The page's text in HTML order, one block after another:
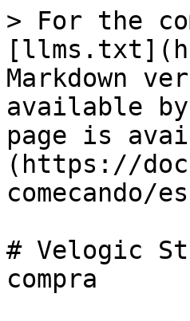
> For the
Markdown
available
page is
(https://
# Velogic
compra